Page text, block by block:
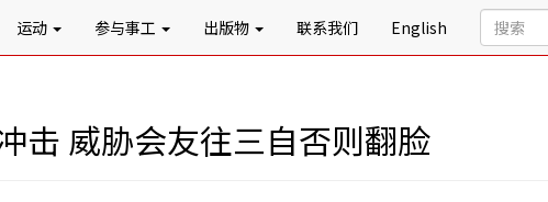
运动 参与事工 出版物 联系我们 English
击 威胁会友往三自否则翻脸